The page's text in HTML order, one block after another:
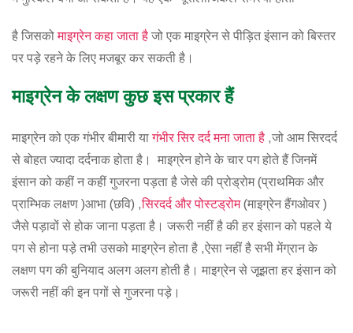
है जिसकोमाइग्रेन कहा जाता है जो एक माइग्रेन से पीड़ित इंसान को बिस्तर
पर पड़े रहने के लिए मजबूर कर सकती है।
माइग्रेन के लक्षण कुछ इस प्रकार हैं
माइग्रेन को एक गंभीर बीमारी यागंभीर सिर दर्द मना जाता है ,जो आम सिरदर्द
से बोहत ज्यादा दर्दनाक होता है। माइग्रेन होने के चार पग होते हैं जिनमें
इंसान को कहीं न कहीं गुजरना पड़ता है जेसे की प्रोड्रोम (प्राथमिक और
प्राम्भिक लक्षण )आभा (छवि) ,सिरदर्द और पोस्टड्रोम(माइग्रेन हैंगओवर )
जैसे पड़ावों से होक जाना पड़ता है। जरूरी नहीं है की हर इंसान को पहले ये
पग से होना पड़े तभी उसको माइग्रेन होता है ,ऐसा नहीं है सभी मेंग्रान के
लक्षण पग की बुनियाद अलग अलग होती है। माइग्रेन से जूझता हर इंसान को
जरूरी नहीं की इन पगों से गुजरना पड़े।